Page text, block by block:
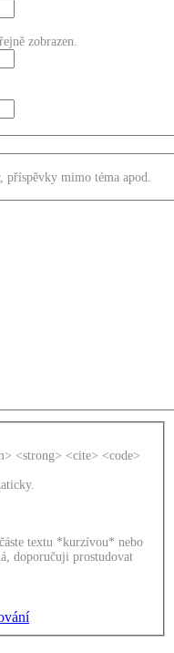
zobrazen.
příspěvky mimo téma apod.
<strong> <cite> <code>
textu *kurzívou* nebo
doporučuji prostudovat